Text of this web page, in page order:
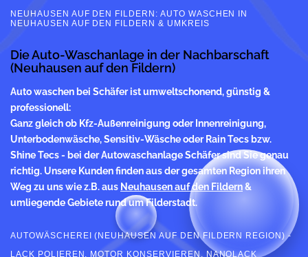
NEUHAUSEN AUF DEN FILDERN: AUTO WASCHEN IN
NEUHAUSEN AUF DEN FILDERN & UMKREIS
Die Auto-Waschanlage in der Nachbarschaft
(Neuhausen auf den Fildern)
Auto waschen bei Schäfer ist umweltschonend, günstig &
professionell:
Ganz gleich ob Kfz-Außenreinigung oder Innenreinigung,
Unterbodenwäsche, Sensitiv-Wäsche oder Rain Tecs bzw.
Shine Tecs - bei der Autowaschanlage Schäfer sind Sie genau
richtig. Unsere Kunden finden aus der gesamten Region ihren
Weg zu uns wie z.B. aus Neuhausen auf den Fildern&
umliegende Gebiete rund um Filderstadt.
AUTOWÄSCHEREI (NEUHAUSEN AUF DEN FILDERN REGION) -
LACK POLIEREN, MOTOR KONSERVIEREN, NANOLACK